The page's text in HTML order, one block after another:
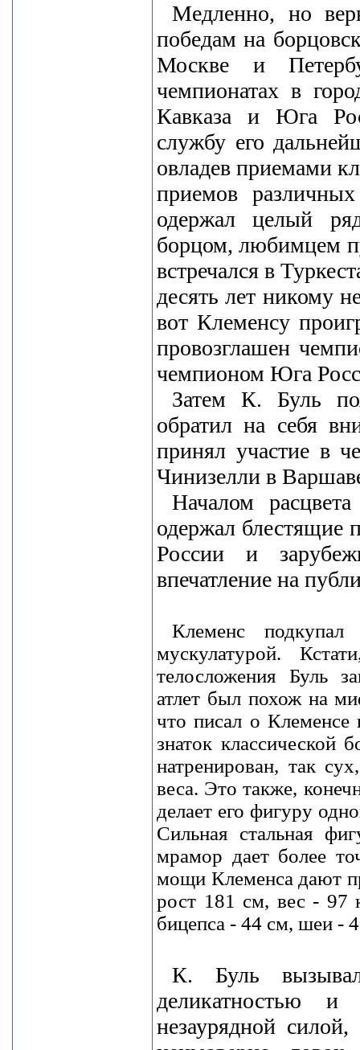
Медленно, но
победам на
Москве и
чемпионатах в
Кавказа и Юга
службу его
овладев приемами
приемов
одержал целый
борцом, любимцем
встречался в
десять лет никому
вот Клеменсу
провозглашен
чемпионом Юга
Затем К. Буль
обратил на себя
принял участие в
Чинизелли в
Началом
одержал блестящие
России и
впечатление на
Клеменс
мускулатурой.
телосложения Буль
атлет был похож на
что писал о
знаток классической
натренирован, так
веса. Это также,
делает его фигуру
Сильная стальная
мрамор дает более
мощи Клеменса дают
рост 181 см, вес - 97
бицепса - 44 см, шеи -
К. Буль
деликатностью
незаурядной